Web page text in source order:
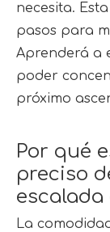
necesita.
pasos para
Aprenderá a
poder
próximo
Por qué
preciso
escalada
La